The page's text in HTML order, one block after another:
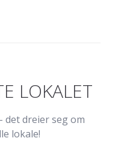
LOKALET
dreier seg om
lokale!